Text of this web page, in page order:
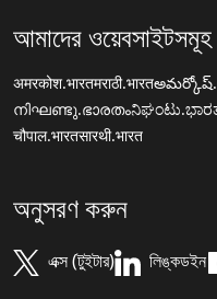
আমাদের ওয়েবসাইটসমূহ
अमरकोश.भारतमराठी.भारत
നിഘണ്ടു.ഭാരതം
चौपाल.भारतसारथी.भारत
অনুসরণ করুন
এক্স (টুইটার) লিঙ্কডইন